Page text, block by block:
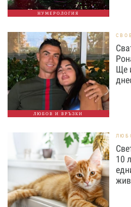
НУМЕРОЛОГИЯ
ЛЮБОВ И ВРЪЗКИ
Ще
10